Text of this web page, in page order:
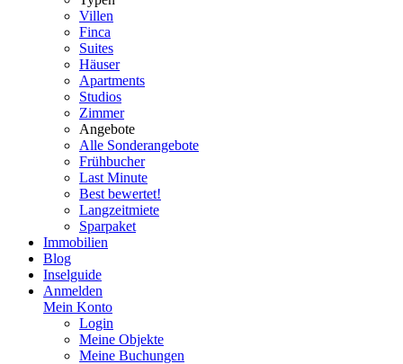
Villen
Finca
Suites
Häuser
Apartments
Studios
Zimmer
Angebote
Alle Sonderangebote
Frühbucher
Last Minute
Best bewertet!
Langzeitmiete
Sparpaket
Immobilien
Blog
Inselguide
Anmelden
Mein Konto
Login
Meine Objekte
Meine Buchungen